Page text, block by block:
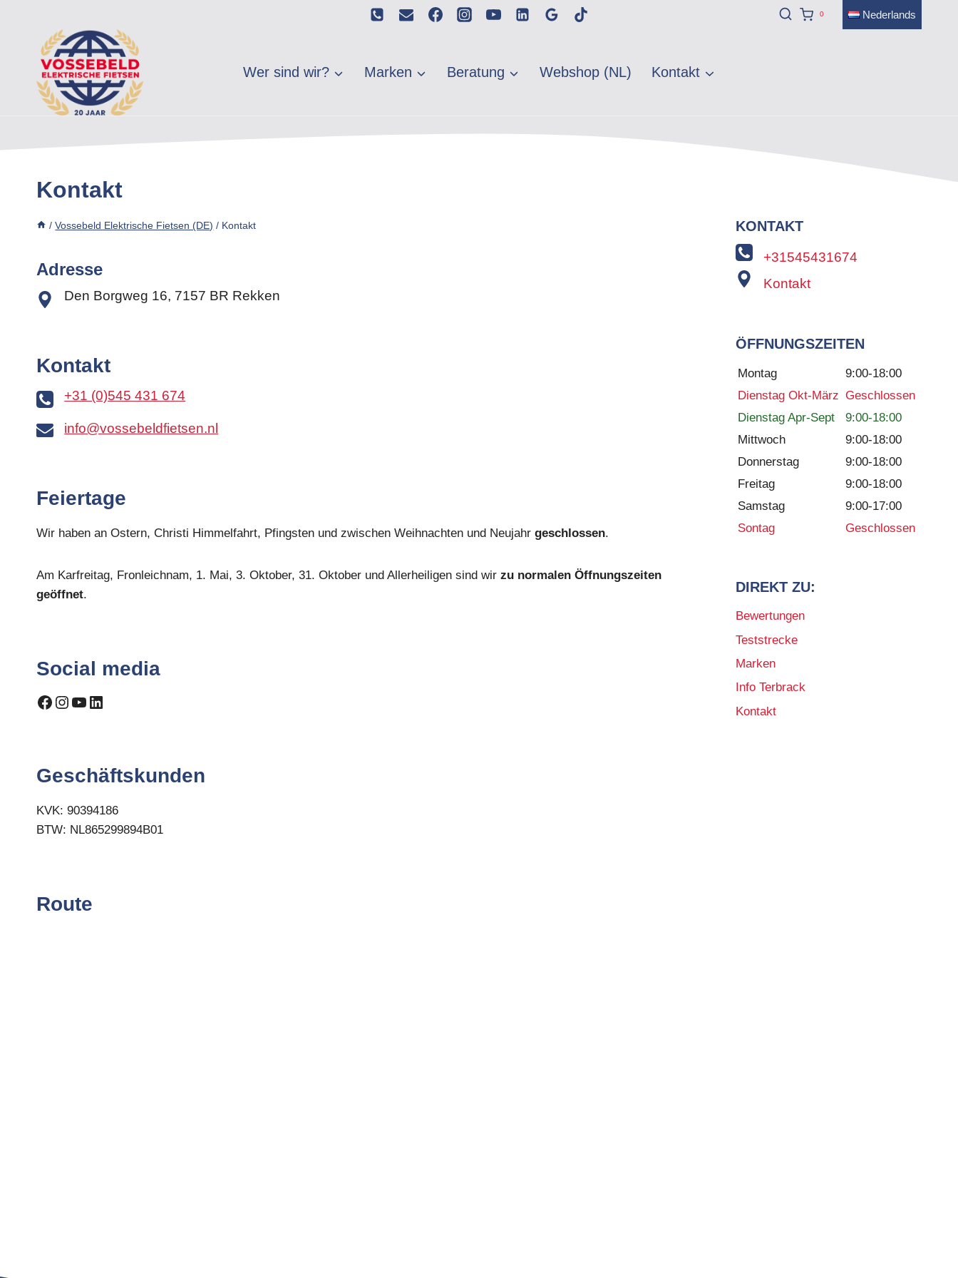
springen
0 Nederlands
Wer sind wir? Marken Beratung Webshop (NL) Kontakt
Kontakt
/ Vossebeld Elektrische Fietsen (DE) / Kontakt
Adresse
Den Borgweg 16, 7157 BR Rekken
Kontakt
+31 (0)545 431 674
info@vossebeldfietsen.nl
Feiertage
Wir haben an Ostern, Christi Himmelfahrt, Pfingsten und zwischen Weihnachten und Neujahr geschlossen.
Am Karfreitag, Fronleichnam, 1. Mai, 3. Oktober, 31. Oktober und Allerheiligen sind wir zu normalen Öffnungszeiten
geöffnet.
Social media
Facebook Instagram YouTube LinkedIn
Geschäftskunden
KVK: 90394186
BTW: NL865299894B01
Route
KONTAKT
+31545431674
Kontakt
ÖFFNUNGSZEITEN
Montag
9:00-18:00
Dienstag Okt-März Geschlossen
Dienstag Apr-Sept
9:00-18:00
Mittwoch
9:00-18:00
Donnerstag
9:00-18:00
Freitag
9:00-18:00
Samstag
9:00-17:00
Sontag
Geschlossen
DIREKT ZU:
Bewertungen
Teststrecke
Marken
Info Terbrack
Kontakt